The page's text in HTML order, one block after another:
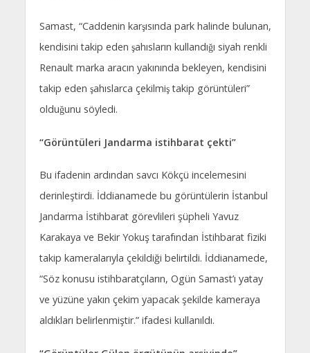
Samast, “Caddenin karşısında park halinde bulunan,
kendisini takip eden şahısların kullandığı siyah renkli
Renault marka aracın yakınında bekleyen, kendisini
takip eden şahıslarca çekilmiş takip görüntüleri”
olduğunu söyledi.
“Görüntüleri Jandarma istihbarat çekti”
Bu ifadenin ardından savcı Kökçü incelemesini
derinleştirdi. İddianamede bu görüntülerin İstanbul
Jandarma İstihbarat görevlileri şüpheli Yavuz
Karakaya ve Bekir Yokuş tarafından İstihbarat fiziki
takip kameralarıyla çekildiği belirtildi. İddianamede,
“Söz konusu istihbaratçıların, Ogün Samast’ı yatay
ve yüzüne yakın çekim yapacak şekilde kameraya
aldıkları belirlenmiştir.” ifadesi kullanıldı.